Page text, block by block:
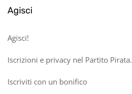
Agisci
Agisci!
Iscrizioni e privacy nel Partito Pirata.
Iscriviti con un bonifico